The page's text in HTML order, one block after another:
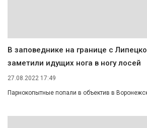
В заповеднике на границе с
заметили идущих нога в ногу лосей
27.08.2022 17:49
Парнокопытные попали в объектив в